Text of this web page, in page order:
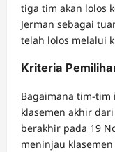
tiga tim akan lolos
Jerman sebagai
telah lolos melalui
Kriteria
Bagaimana tim-
klasemen akhir
berakhir pada 19
meninjau